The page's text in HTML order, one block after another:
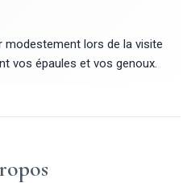
modestement lors de la visite
vos épaules et vos genoux.